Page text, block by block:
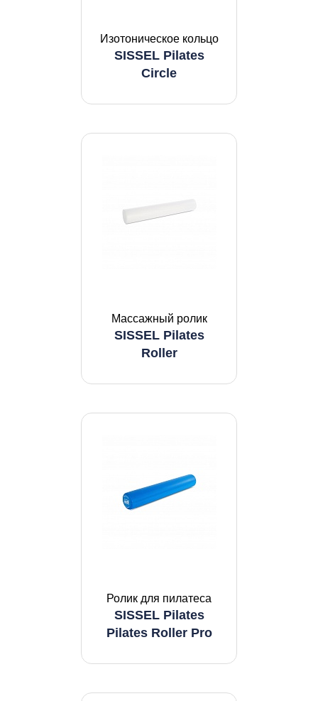
Изотоническое кольцо
SISSEL Pilates
Circle
Массажный ролик
SISSEL Pilates
Roller
Ролик для пилатеса
SISSEL Pilates
Pilates Roller Pro